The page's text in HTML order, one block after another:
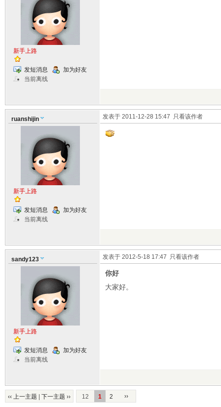
新手上路
发短消息
加为好友
当前离线
ruanshijin
新手上路
发短消息
加为好友
当前离线
发表于 2011-12-28 15:47 只看该作者
sandy123
新手上路
发短消息
加为好友
当前离线
发表于 2012-5-18 17:47 只看该作者
你好
大家好。
‹‹ 上一主题 下一主题 ›› 12 1 2 ››